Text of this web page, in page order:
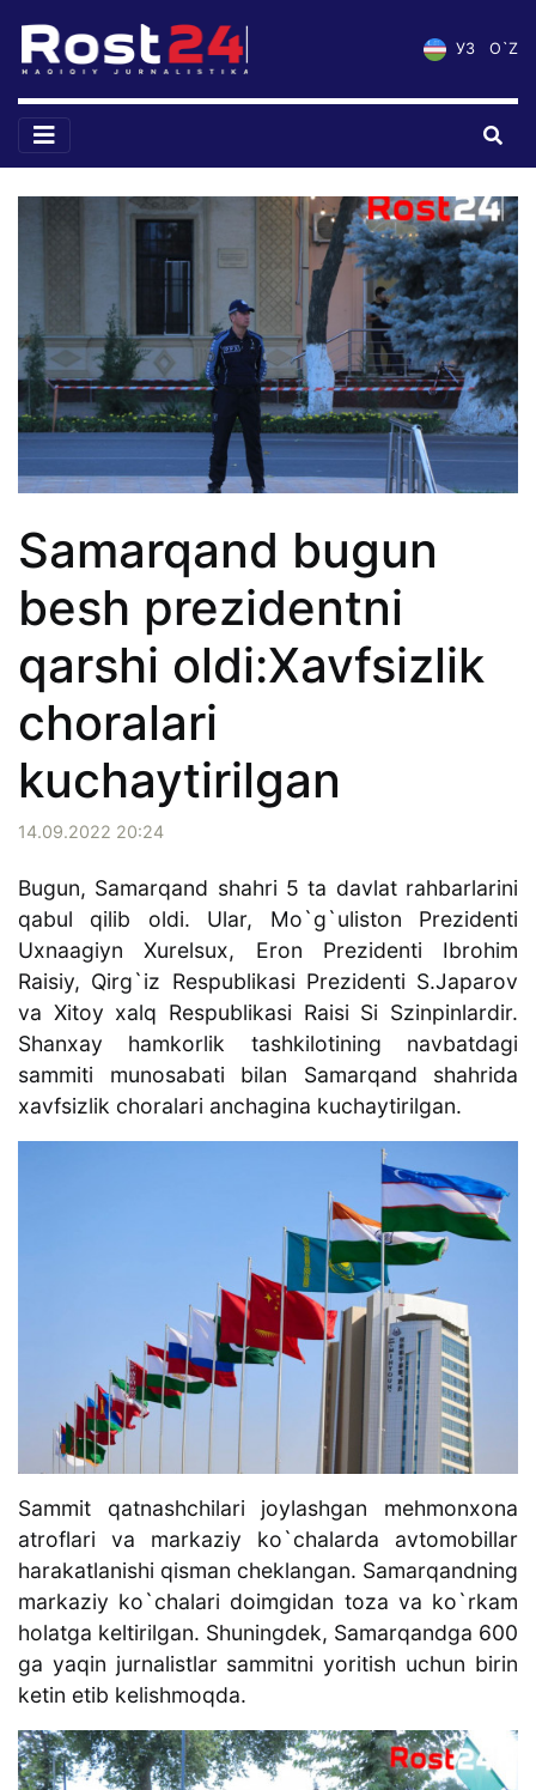
УЗ O`Z
Samarqand bugun
besh prezidentni
qarshi oldi:Xavfsizlik
choralari
kuchaytirilgan
14.09.2022 20:24
Bugun, Samarqand shahri 5 ta davlat rahbarlarini
qabul qilib oldi. Ular, Mo`g`uliston Prezidenti
Uxnaagiyn Xurelsux, Eron Prezidenti Ibrohim
Raisiy, Qirg`iz Respublikasi Prezidenti S.Japarov
va Xitoy xalq Respublikasi Raisi Si Szinpinlardir.
Shanxay hamkorlik tashkilotining navbatdagi
sammiti munosabati bilan Samarqand shahrida
xavfsizlik choralari anchagina kuchaytirilgan.
Sammit qatnashchilari joylashgan mehmonxona
atroflari va markaziy ko`chalarda avtomobillar
harakatlanishi qisman cheklangan. Samarqandning
markaziy ko`chalari doimgidan toza va ko`rkam
holatga keltirilgan. Shuningdek, Samarqandga 600
ga yaqin jurnalistlar sammitni yoritish uchun birin
ketin etib kelishmoqda.